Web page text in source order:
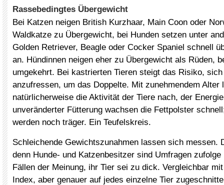
Rassebedingtes Übergewicht
Bei Katzen neigen British Kurzhaar, Main Coon oder
Waldkatze zu Übergewicht, bei Hunden setzen unter
Golden Retriever, Beagle oder Cocker Spaniel schnell
an. Hündinnen neigen eher zu Übergewicht als Rüden,
umgekehrt. Bei kastrierten Tieren steigt das Risiko,
anzufressen, um das Doppelte. Mit zunehmendem Alter
natürlicherweise die Aktivität der Tiere nach, der
unveränderter Fütterung wachsen die Fettpolster
werden noch träger. Ein Teufelskreis.
Schleichende Gewichtszunahmen lassen sich messen.
denn Hunde- und Katzenbesitzer sind Umfragen
Fällen der Meinung, ihr Tier sei zu dick. Vergleichbar
Index, aber genauer auf jedes einzelne Tier